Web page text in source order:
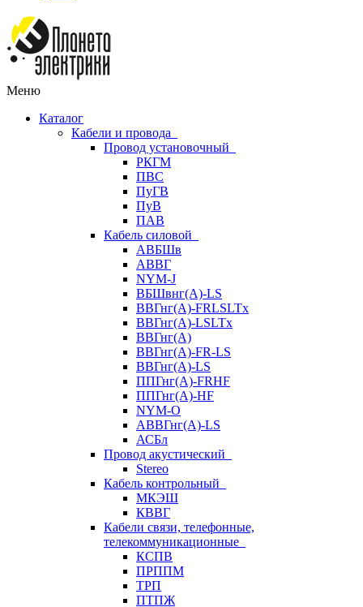
Меню
Каталог
Кабели и провода
Провод установочный
РКГМ
ПВС
ПуГВ
ПуВ
ПАВ
Кабель силовой
АВБШв
АВВГ
NYM-J
ВБШвнг(А)-LS
ВВГнг(A)-FRLSLTx
ВВГнг(A)-LSLTx
ВВГнг(А)
ВВГнг(А)-FR-LS
ВВГнг(А)-LS
ППГнг(А)-FRHF
ППГнг(А)-HF
NYM-O
АВВГнг(А)-LS
АСБл
Провод акустический
Stereo
Кабель контрольный
МКЭШ
КВВГ
Кабели связи, телефонные,
телекоммуникационные
КСПВ
ПРППМ
ТРП
ПТПЖ